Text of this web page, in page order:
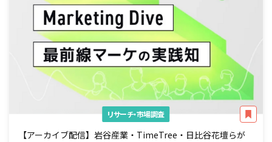
リサーチ・市場調査
【アーカイブ配信】岩谷産業・TimeTree・日比谷花壇らが